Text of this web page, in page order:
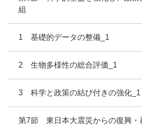
組
1 基礎的データの整備_1
2 生物多様性の総合評価_1
3 科学と政策の結び付きの強化_1
第7節 東日本大震災からの復興・